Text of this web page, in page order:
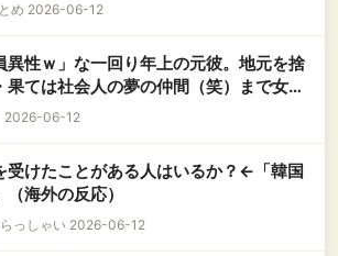
め 2026-06-12
異性ｗ」な一回り年上の元彼。地元を捨
果ては社会人の夢の仲間（笑）まで女だ
の『生理的嫌悪感』が限界突破
2026-06-12
受けたことがある人はいるか？←「韓国
海外の反応）
っしゃい 2026-06-12